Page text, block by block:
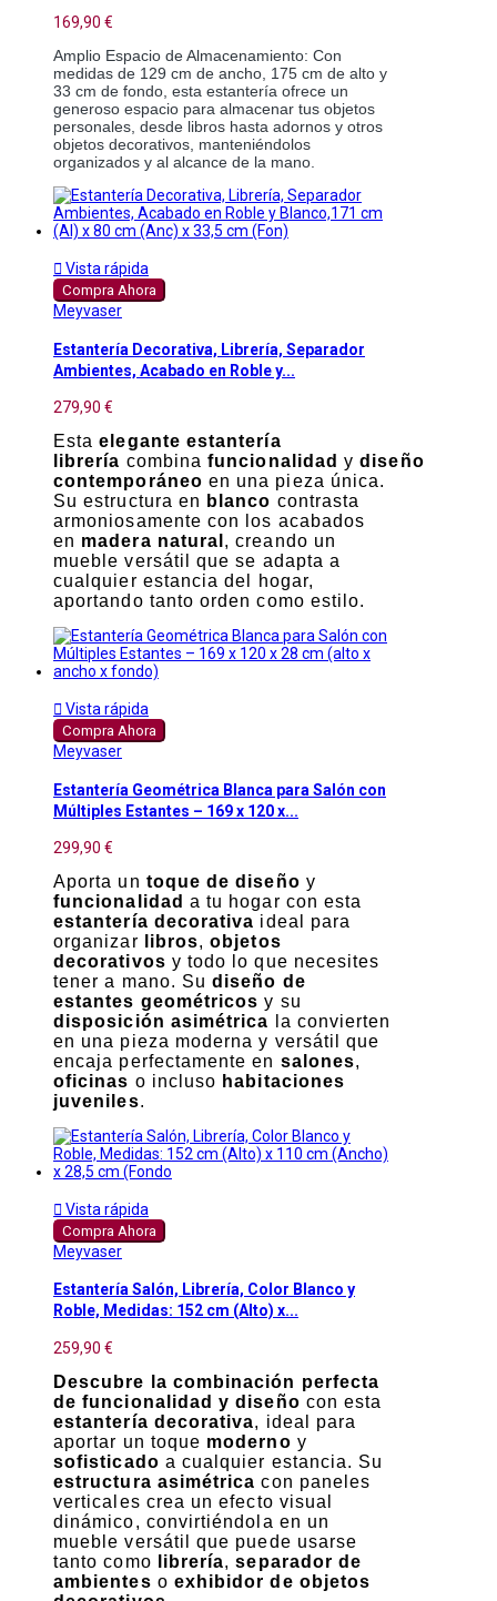
169,90 €
Amplio Espacio de Almacenamiento: Con
medidas de 129 cm de ancho, 175 cm de alto y
33 cm de fondo, esta estantería ofrece un
generoso espacio para almacenar tus objetos
personales, desde libros hasta adornos y otros
objetos decorativos, manteniéndolos
organizados y al alcance de la mano.
 Vista rápida
Compra Ahora
Meyvaser
Estantería Decorativa, Librería, Separador
Ambientes, Acabado en Roble y...
279,90 €
Estaelegante estantería
librería combinafuncionalidad ydiseño
contemporáneo en una pieza única.
Su estructura en blanco contrasta
armoniosamente con los acabados
en madera natural , creando un
mueble versátil que se adapta a
cualquier estancia del hogar,
aportando tanto orden como estilo.
 Vista rápida
Compra Ahora
Meyvaser
Estantería Geométrica Blanca para Salón con
Múltiples Estantes – 169 x 120 x...
299,90 €
Aporta un toque de diseño y
funcionalidad a tu hogar con esta
estantería decorativa ideal para
organizar
libros,objetos
decorativos y todo lo que necesites
tener a mano. Sudiseño de
estantes geométricos y su
disposición asimétrica la convierten
en una pieza moderna y versátil que
encaja perfectamente en salones,
oficinas o incluso habitaciones
juveniles.
 Vista rápida
Compra Ahora
Meyvaser
Estantería Salón, Librería, Color Blanco y
Roble, Medidas: 152 cm (Alto) x...
259,90 €
Descubre la combinación perfecta
de funcionalidad y diseño con esta
estantería decorativa, ideal para
aportar un toque moderno y
sofisticado a cualquier estancia. Su
estructura asimétrica con paneles
verticales crea un efecto visual
dinámico, convirtiéndola en un
mueble versátil que puede usarse
tanto como
librería,separador de
ambientes o exhibidor de objetos